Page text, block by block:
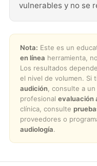
vulnerables y no se
Nota: Este es un
en línea herramienta,
Los resultados
el nivel de volumen. Si
audición , consulte a
profesional evaluación
clínica, consulte
proveedores o
audiología.